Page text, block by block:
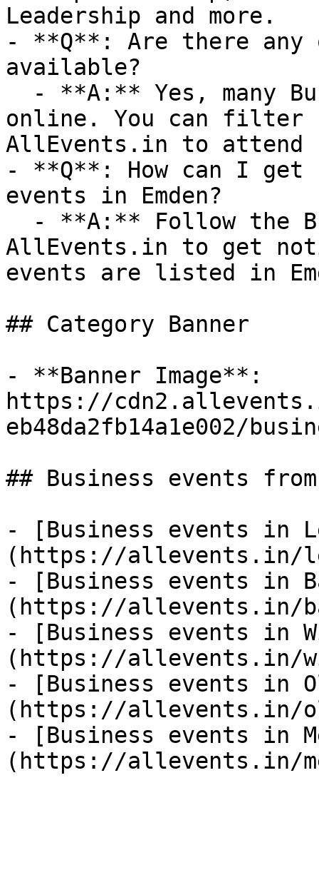
Leadership and more.
- **Q**: Are there any
available?
online. You can filter
AllEvents.in to attend
- **Q**: How can I get
events in Emden?
AllEvents.in to get
events are listed in
## Category Banner
- **Banner Image**:
https://
eb48da2fb14a1e002/
## Business events
- [Business events in
(https://allevents.in/
- [Business events in
(https://allevents.in/
- [Business events in
(https://allevents.in/
- [Business events in
(https://allevents.in/
- [Business events in
(https://allevents.in/